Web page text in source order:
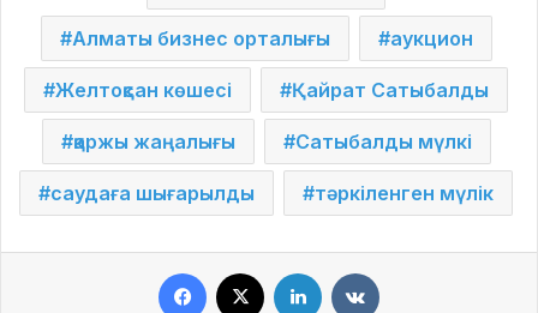
Алматы бизнес орталығы аукцион
Желтоқсан көшесі Қайрат Сатыбалды
қаржы жаңалығы Сатыбалды мүлкі
саудаға шығарылды тәркіленген мүлік